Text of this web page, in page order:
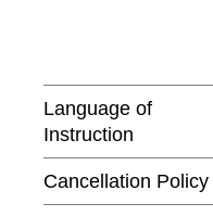
Language of
Instruction
Cancellation Policy